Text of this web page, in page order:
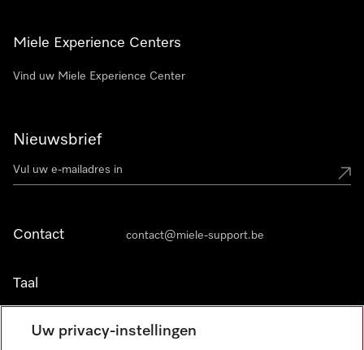
Miele Experience Centers
Vind uw Miele Experience Center
Nieuwsbrief
Contact contact@miele-support.be
Taal
NEDERLANDS
Uw privacy-instellingen